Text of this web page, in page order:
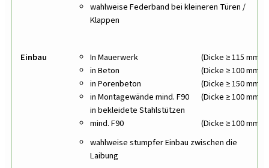
wahlweise Federband bei kleineren Türen /
Klappen
Einbau In Mauerwerk
(Dicke ≥ 115 mm)
in Beton
(Dicke ≥ 100 mm)
in Porenbeton
(Dicke ≥ 150 mm)
in Montagewände mind. F90
(Dicke ≥ 100 mm)
in bekleidete Stahlstützen
mind. F90
(Dicke ≥ 100 mm)
wahlweise stumpfer Einbau zwischen die
Laibung